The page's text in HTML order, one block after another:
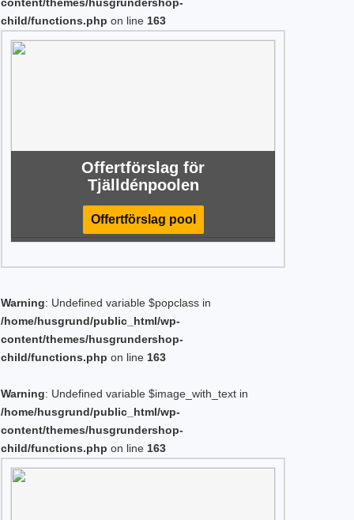
child/functions.php on line 163
Offertförslag för
Tjälldénpoolen
Offertförslag pool
Warning: Undefined variable $popclass in
/home/husgrund/public_html/wp-
content/themes/husgrundershop-
child/functions.php on line 163
Warning: Undefined variable $image_with_text in
/home/husgrund/public_html/wp-
content/themes/husgrundershop-
child/functions.php on line 163